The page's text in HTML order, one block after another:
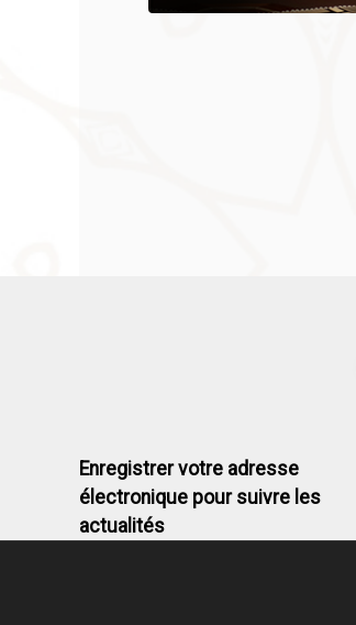
Enregistrer votre adresse
électronique pour suivre les
actualités